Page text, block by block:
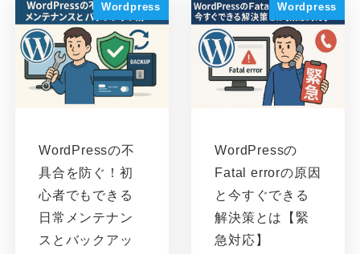
Wordpress
WordPressの不
具合を防ぐ！初
心者でもできる
日常メンテナン
スとバックアッ
Wordpress
WordPressの
Fatal errorの原因
と今すぐできる
解決策とは【緊
急対応】